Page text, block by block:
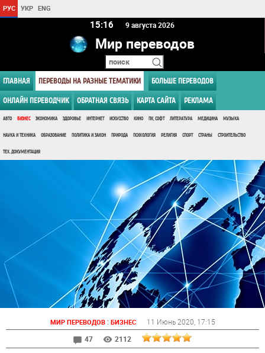
РУС УКР ENG
15 16 9 августа 2026
Мир переводов
ГЛАВНАЯ ПЕРЕВОДЫ НА РАЗНЫЕ ТЕМАТИКИ БОЛЬШЕ ПЕРЕВОДОВ
ОНЛАЙН ПЕРЕВОДЧИК ОБРАТНАЯ СВЯЗЬ КАРТА САЙТА РЕКЛАМА
АВТО БИЗНЕС ЭКОНОМИКА ЗДОРОВЬЕ ИНТЕРНЕТ ИСКУССТВО КИНО ПК, СОФТ ЛИТЕРАТУРА МЕДИЦИНА МУЗЫКА
НАУКА И ТЕХНИКА ОБРАЗОВАНИЕ ПОЛИТИКА И ЗАКОН ПРИРОДА ПСИХОЛОГИЯ РЕЛИГИЯ СПОРТ СТРАНЫ СТРОИТЕЛЬСТВО
ТЕХ. ДОКУМЕНТАЦИЯ
МИР ПЕРЕВОДОВ: БИЗНЕС 11 Июнь 2020 , 17:15
47
2112